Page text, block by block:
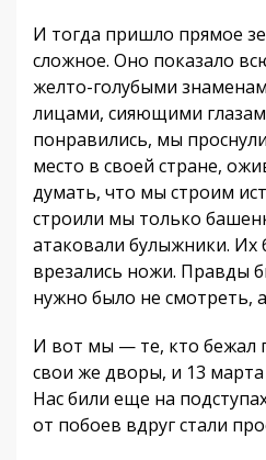
И тогда пришло прямое
сложное. Оно показало
желто-голубыми
лицами, сияющими
понравились, мы
место в своей стране,
думать, что мы строим
строили мы только
атаковали булыжники. Их
врезались ножи. Правды
нужно было не смотреть,
И вот мы — те, кто бежал
свои же дворы, и 13 марта
Нас били еще на
от побоев вдруг стали